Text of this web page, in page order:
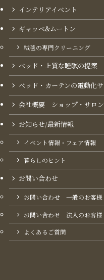
インテリアイベント
ギャッベ&ムートン
絨毯の専門クリーニング
ベッド・上質な睡眠の提案
ベッド・カーテンの電動化
会社概要 ショップ・サロ
お知らせ/最新情報
イベント情報・フェア情報
暮らしのヒント
お問い合わせ
お問い合わせ 一般のお客様
お問い合わせ 法人のお客様
よくあるご質問